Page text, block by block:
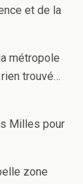
et de la
métropole
trouvé…
Milles pour
zone